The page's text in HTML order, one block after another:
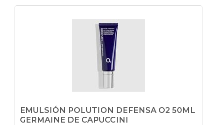
EMULSIÓN POLUTION DEFENSA O2 50ML
GERMAINE DE CAPUCCINI